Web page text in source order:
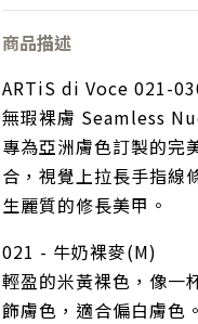
商品描述
ARTiS di Voce 021-
無瑕裸膚 Seamless
專為亞洲膚色訂製的完
合，視覺上拉長手指線
生麗質的修長美甲。
021 - 牛奶裸麥(M)
輕盈的米黃裸色，像一
飾膚色，適合偏白膚色。